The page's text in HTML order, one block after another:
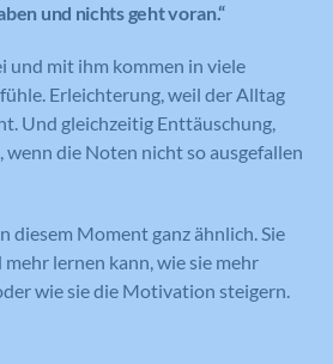
und nichts geht voran.“
und mit ihm kommen in viele
Erleichterung, weil der Alltag
Und gleichzeitig Enttäuschung,
wenn die Noten nicht so ausgefallen
diesem Moment ganz ähnlich. Sie
lernen kann, wie sie mehr
wie sie die Motivation steigern.